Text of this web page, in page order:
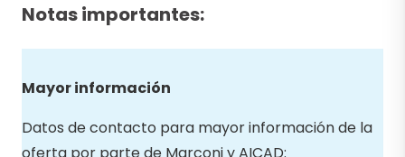
Notas importantes:
Mayor información
Datos de contacto para mayor información de la
oferta por parte de Marconi y AICAD: